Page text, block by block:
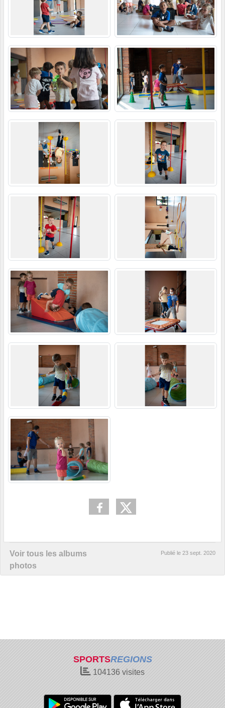
Voir tous les albums
photos
Publié le 23 sept. 2020
SPORTSREGIONS
104136 visites